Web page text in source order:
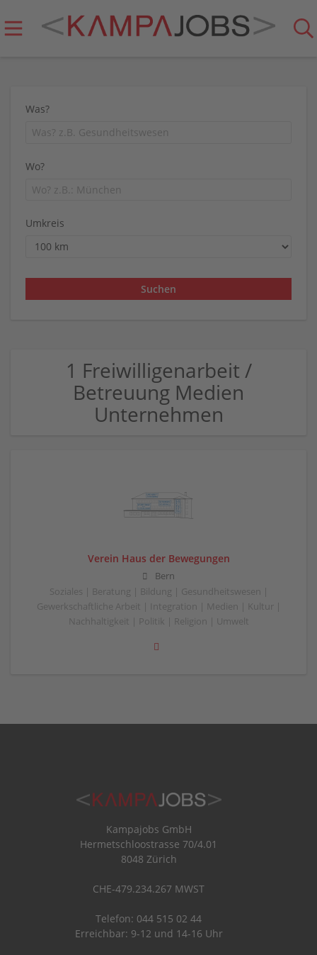
Was?
Wo?
Umkreis
1 Freiwilligenarbeit /
Betreuung Medien
Unternehmen
Verein Haus der Bewegungen
Bern
Soziales | Beratung | Bildung | Gesundheitswesen |
Gewerkschaftliche Arbeit | Integration | Medien | Kultur |
Nachhaltigkeit | Politik | Religion | Umwelt
Kampajobs GmbH
Hermetschloostrasse 70/4.01
8048 Zürich
CHE-479.234.267 MWST
Telefon: 044 515 02 44
Erreichbar: 9-12 und 14-16 Uhr